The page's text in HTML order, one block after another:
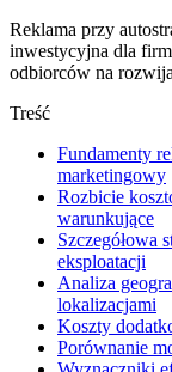
Reklama przy
inwestycyjna dla
odbiorców na
Treść
Fundamenty
marketingowy
Rozbicie
warunkujące
Szczegółowa
eksploatacji
Analiza
lokalizacjami
Koszty
Porównanie